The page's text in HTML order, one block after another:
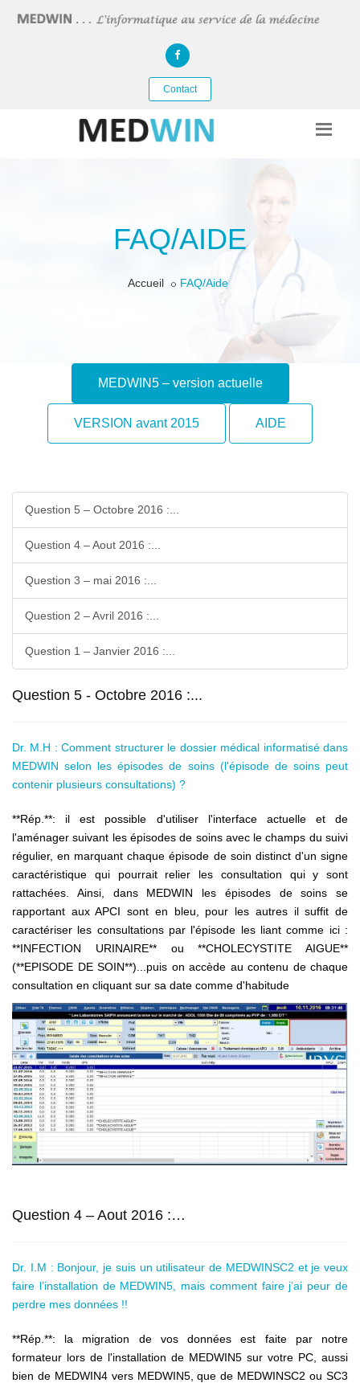
Contact
FAQ/AIDE
Accueil FAQ/Aide
MEDWIN5 – version actuelle
VERSION avant 2015 AIDE
Question 5 – Octobre 2016 :...
Question 4 – Aout 2016 :...
Question 3 – mai 2016 :...
Question 2 – Avril 2016 :...
Question 1 – Janvier 2016 :...
Question 5 - Octobre 2016 :...
Dr. M.H : Comment structurer le dossier médical informatisé dans
MEDWIN selon les épisodes de soins (l'épisode de soins peut
contenir plusieurs consultations) ?
**Rép.**: il est possible d'utiliser l'interface actuelle et de
l'aménager suivant les épisodes de soins avec le champs du suivi
régulier, en marquant chaque épisode de soin distinct d'un signe
caractéristique qui pourrait relier les consultation qui y sont
rattachées. Ainsi, dans MEDWIN les épisodes de soins se
rapportant aux APCI sont en bleu, pour les autres il suffit de
caractériser les consultations par l'épisode les liant comme ici :
**INFECTION URINAIRE** ou **CHOLECYSTITE AIGUE**
(**EPISODE DE SOIN**)...puis on accède au contenu de chaque
consultation en cliquant sur sa date comme d'habitude
Question 4 – Aout 2016 :…
Dr. I.M : Bonjour, je suis un utilisateur de MEDWINSC2 et je veux
faire l’installation de MEDWIN5, mais comment faire j’ai peur de
perdre mes données !!
**Rép.**: la migration de vos données est faite par notre
formateur lors de l'installation de MEDWIN5 sur votre PC, aussi
bien de MEDWIN4 vers MEDWIN5, que de MEDWINSC2 ou SC3